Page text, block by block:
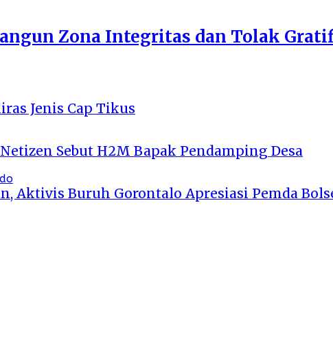
Zona Integritas dan Tolak
Jenis Cap Tikus
Sebut H2M Bapak Pendamping Desa
Aktivis Buruh Gorontalo Apresiasi Pemda